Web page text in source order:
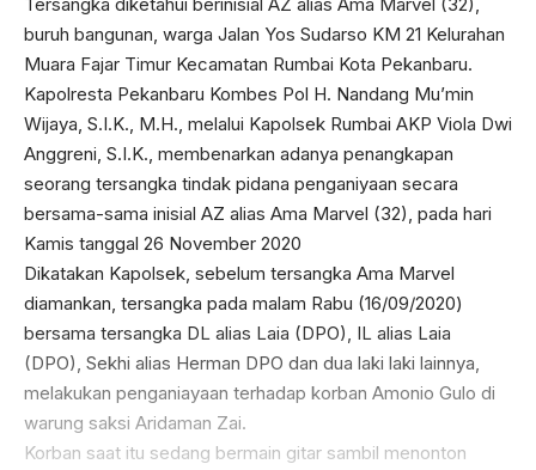
Tersangka diketahui berinisial AZ alias Ama Marvel (32),
buruh bangunan, warga Jalan Yos Sudarso KM 21 Kelurahan
Muara Fajar Timur Kecamatan Rumbai Kota Pekanbaru.
Kapolresta Pekanbaru Kombes Pol H. Nandang Mu’min
Wijaya, S.I.K., M.H., melalui Kapolsek Rumbai AKP Viola Dwi
Anggreni, S.I.K., membenarkan adanya penangkapan
seorang tersangka tindak pidana penganiyaan secara
bersama-sama inisial AZ alias Ama Marvel (32), pada hari
Kamis tanggal 26 November 2020
Dikatakan Kapolsek, sebelum tersangka Ama Marvel
diamankan, tersangka pada malam Rabu (16/09/2020)
bersama tersangka DL alias Laia (DPO), IL alias Laia
(DPO), Sekhi alias Herman DPO dan dua laki laki lainnya,
melakukan penganiayaan terhadap korban Amonio Gulo di
warung saksi Aridaman Zai.
Korban saat itu sedang bermain gitar sambil menonton